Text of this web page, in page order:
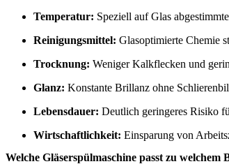
Temperatur: Speziell auf Glas
Reinigungsmittel: Glasoptimierte Chemie
Trocknung: Weniger Kalkflecken und
Glanz: Konstante Brillanz ohne
Lebensdauer: Deutlich geringeres Risiko
Wirtschaftlichkeit: Einsparung von
Welche Gläserspülmaschine passt zu welchem